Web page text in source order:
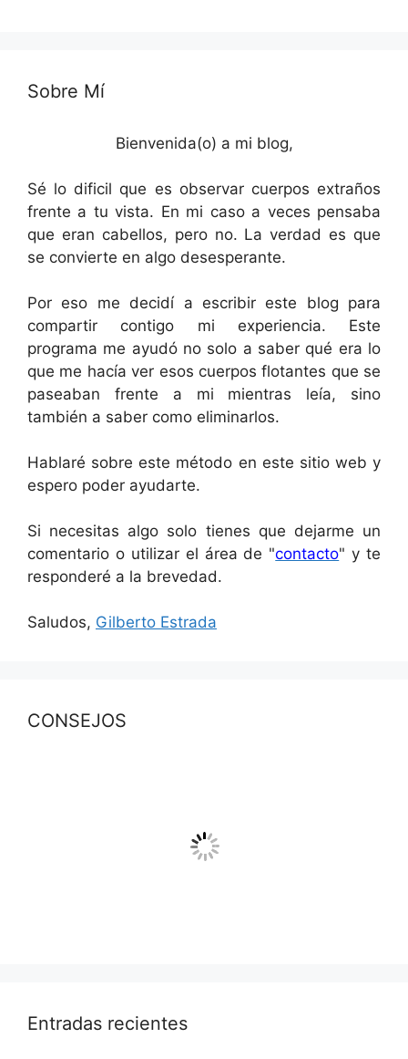
Sobre Mí
Bienvenida(o) a mi blog,
Sé lo dificil que es observar cuerpos extraños
frente a tu vista. En mi caso a veces pensaba
que eran cabellos, pero no. La verdad es que
se convierte en algo desesperante.
Por eso me decidí a escribir este blog para
compartir contigo mi experiencia. Este
programa me ayudó no solo a saber qué era lo
que me hacía ver esos cuerpos flotantes que se
paseaban frente a mi mientras leía, sino
también a saber como eliminarlos.
Hablaré sobre este método en este sitio web y
espero poder ayudarte.
Si necesitas algo solo tienes que dejarme un
comentario o utilizar el área de "contacto" y te
responderé a la brevedad.
Saludos, Gilberto Estrada
CONSEJOS
Entradas recientes